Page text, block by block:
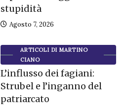
stupidità
Agosto 7, 2026
ARTICOLI DI MARTINO
CIANO
L’influsso dei fagiani:
Strubel e l’inganno del
patriarcato